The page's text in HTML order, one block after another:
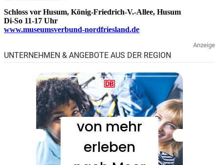
Schloss vor Husum, König-Friedrich-V.-Allee, Husum
Di-So 11-17 Uhr
www.museumsverbund-nordfriesland.de